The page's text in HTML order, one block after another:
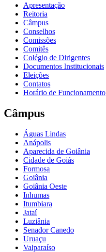
Apresentação
Reitoria
Câmpus
Conselhos
Comissões
Comitês
Colégio de Dirigentes
Documentos Institucionais
Eleições
Contatos
Horário de Funcionamento
Câmpus
Águas Lindas
Anápolis
Aparecida de Goiânia
Cidade de Goiás
Formosa
Goiânia
Goiânia Oeste
Inhumas
Itumbiara
Jataí
Luziânia
Senador Canedo
Uruaçu
Valparaíso